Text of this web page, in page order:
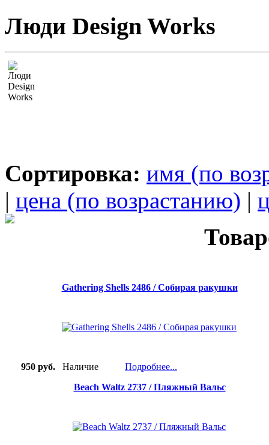
Люди Design Works
Сортировка: имя (по
| цена (по возрастанию) |
Gathering Shells 2486 / Собирая ракушки
950 руб. Наличие
Подробнее...
Beach Waltz 2737 / Пляжный Вальс